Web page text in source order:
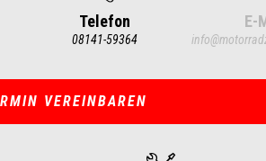
Telefon
08141-59364
E-
VEREINBAREN